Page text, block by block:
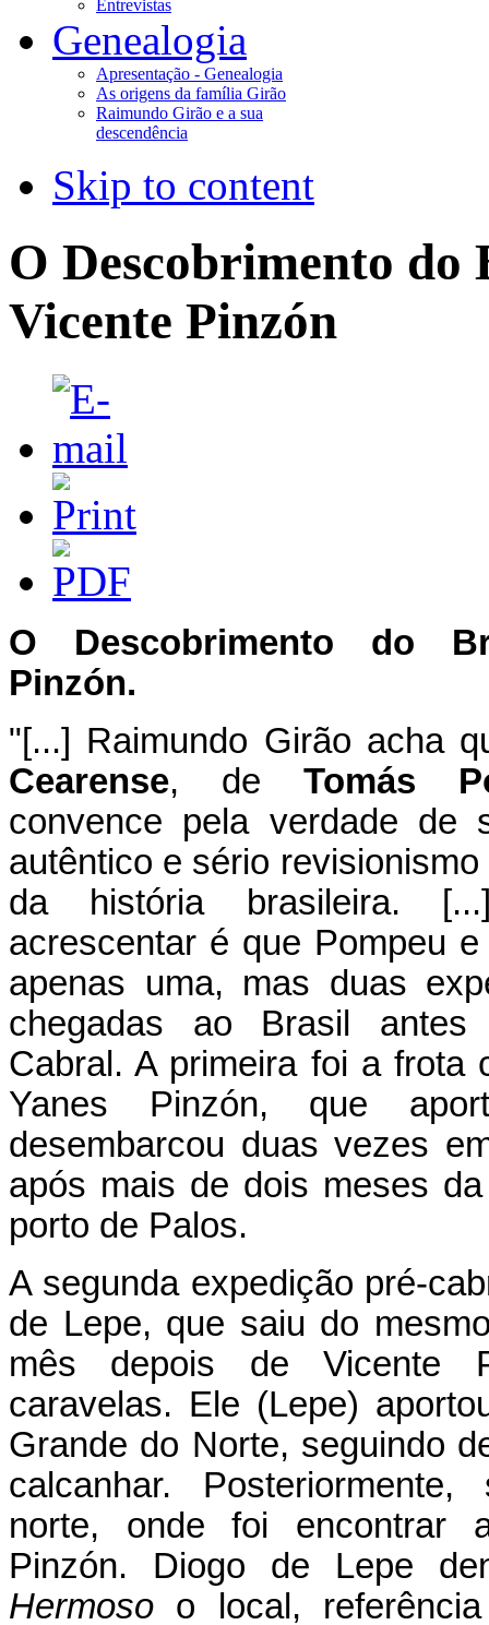
Entrevistas
Genealogia
Apresentação - Genealogia
As origens da família Girão
Raimundo Girão e a sua
descendência
Skip to content
O Descobrimento do
Vicente Pinzón
O Descobrimento do
Pinzón.
"[...] Raimundo Girão acha
Cearense, de Tomás
convence pela verdade de
autêntico e sério
da história brasileira.
acrescentar é que Pompeu
apenas uma, mas duas
chegadas ao Brasil
Cabral. A primeira foi a frota
Yanes Pinzón, que
desembarcou duas vezes
após mais de dois meses
porto de Palos.
A segunda expedição pré-
de Lepe, que saiu do
mês depois de Vicente
caravelas. Ele (Lepe)
Grande do Norte, seguindo
calcanhar.
norte, onde foi encontrar
Pinzón. Diogo de Lepe
Hermoso o local,